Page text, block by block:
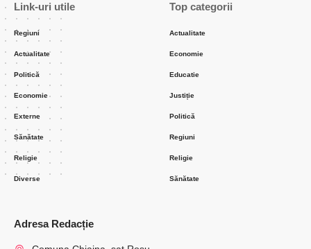
Link-uri utile
Regiuni
Actualitate
Politică
Economie
Externe
Sănătate
Religie
Diverse
Top categorii
Actualitate
Economie
Educatie
Justiție
Politică
Regiuni
Religie
Sănătate
Adresa Redacție